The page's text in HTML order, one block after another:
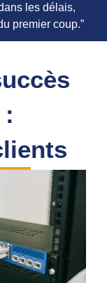
les délais,
premier coup.”